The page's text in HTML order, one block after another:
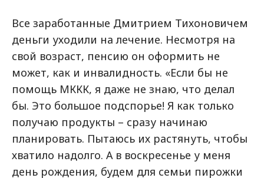
Все заработанные Дмитрием Тихоновичем
деньги уходили на лечение. Несмотря на
свой возраст, пенсию он оформить не
может, как и инвалидность. «Если бы не
помощь МККК, я даже не знаю, что делал
бы. Это большое подспорье! Я как только
получаю продукты – сразу начинаю
планировать. Пытаюсь их растянуть, чтобы
хватило надолго. А в воскресенье у меня
день рождения, будем для семьи пирожки